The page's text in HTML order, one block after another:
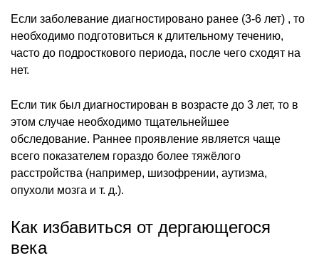
Если заболевание диагностировано ранее (3-6 лет) , то
необходимо подготовиться к длительному течению,
часто до подросткового периода, после чего сходят на
нет.
Если тик был диагностирован в возрасте до 3 лет, то в
этом случае необходимо тщательнейшее
обследование. Раннее проявление является чаще
всего показателем гораздо более тяжёлого
расстройства (например, шизофрении, аутизма,
опухоли мозга и т. д.).
Как избавиться от дергающегося
века